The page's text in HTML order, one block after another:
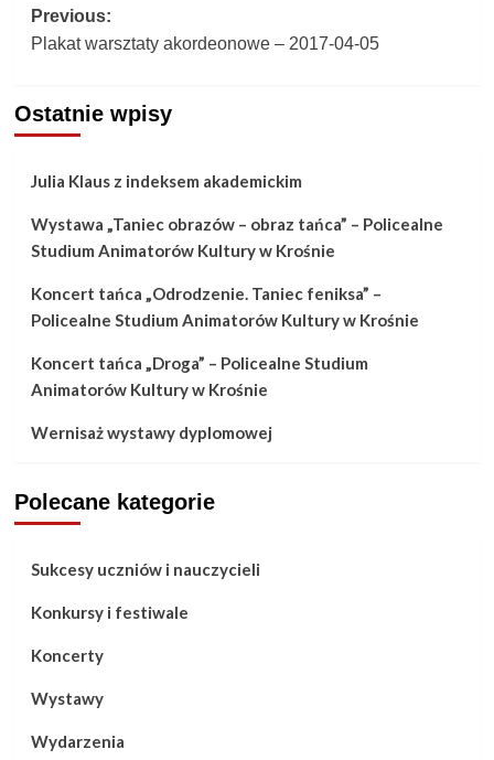
Post
navigation
Previous:
Plakat warsztaty akordeonowe – 2017-04-05
Ostatnie wpisy
Julia Klaus z indeksem akademickim
Wystawa „Taniec obrazów – obraz tańca” – Policealne
Studium Animatorów Kultury w Krośnie
Koncert tańca „Odrodzenie. Taniec feniksa” –
Policealne Studium Animatorów Kultury w Krośnie
Koncert tańca „Droga” – Policealne Studium
Animatorów Kultury w Krośnie
Wernisaż wystawy dyplomowej
Polecane kategorie
Sukcesy uczniów i nauczycieli
Konkursy i festiwale
Koncerty
Wystawy
Wydarzenia